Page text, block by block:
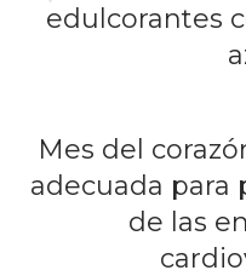
edulcorantes
Mes del
adecuada para
de las